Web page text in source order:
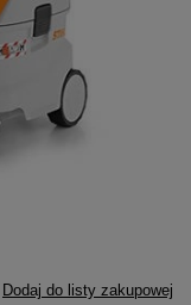
Dodaj do listy zakupowej